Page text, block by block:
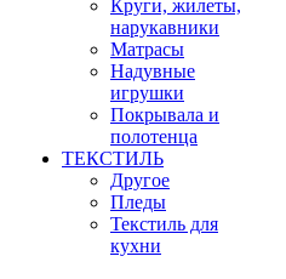
Круги, жилеты,
нарукавники
Матрасы
Надувные
игрушки
Покрывала и
полотенца
ТЕКСТИЛЬ
Другое
Пледы
Текстиль для
кухни